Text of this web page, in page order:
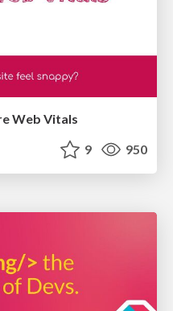
Web Vitals
9 950